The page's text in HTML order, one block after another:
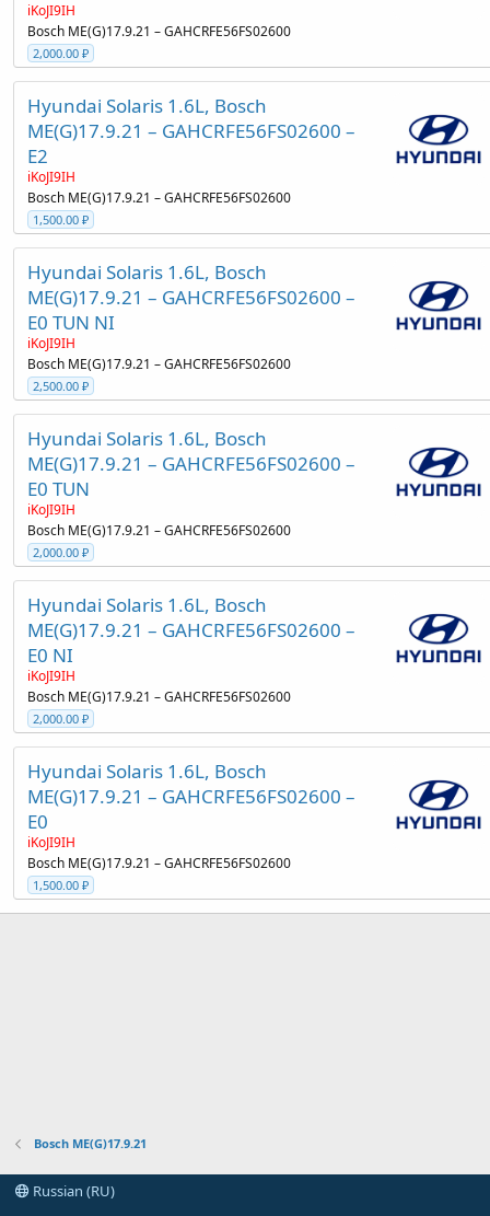
iKoJI9IH
Bosch ME(G)17.9.21 – GAHCRFE56FS02600
2,000.00 ₽
Hyundai Solaris 1.6L, Bosch
ME(G)17.9.21 – GAHCRFE56FS02600 –
E2
iKoJI9IH
Bosch ME(G)17.9.21 – GAHCRFE56FS02600
1,500.00 ₽
Hyundai Solaris 1.6L, Bosch
ME(G)17.9.21 – GAHCRFE56FS02600 –
E0 TUN NI
iKoJI9IH
Bosch ME(G)17.9.21 – GAHCRFE56FS02600
2,500.00 ₽
Hyundai Solaris 1.6L, Bosch
ME(G)17.9.21 – GAHCRFE56FS02600 –
E0 TUN
iKoJI9IH
Bosch ME(G)17.9.21 – GAHCRFE56FS02600
2,000.00 ₽
Hyundai Solaris 1.6L, Bosch
ME(G)17.9.21 – GAHCRFE56FS02600 –
E0 NI
iKoJI9IH
Bosch ME(G)17.9.21 – GAHCRFE56FS02600
2,000.00 ₽
Hyundai Solaris 1.6L, Bosch
ME(G)17.9.21 – GAHCRFE56FS02600 –
E0
iKoJI9IH
Bosch ME(G)17.9.21 – GAHCRFE56FS02600
1,500.00 ₽
Bosch ME(G)17.9.21
Russian (RU)